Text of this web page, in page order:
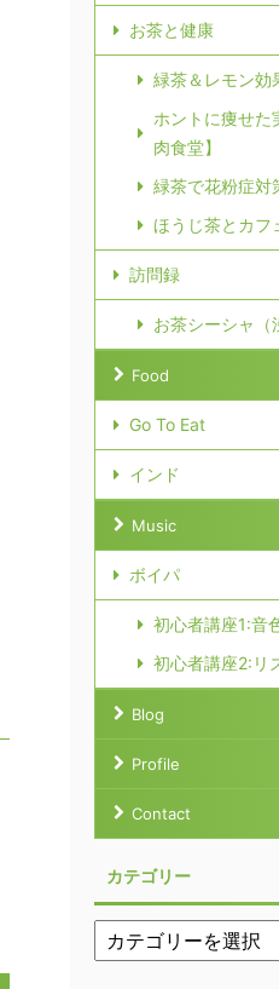
お茶と健康
緑茶＆レモン効
ホントに痩せた
肉食堂】
緑茶で花粉症対
ほうじ茶とカフ
訪問録
お茶シーシャ（
Food
Go To Eat
インド
Music
ボイパ
初心者講座1:音
初心者講座2:リ
Blog
Profile
Contact
カテゴリー